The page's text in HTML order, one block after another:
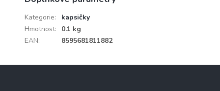
Kategorie:
kapsičky
Hmotnost:
0.1 kg
EAN: 8595681811882